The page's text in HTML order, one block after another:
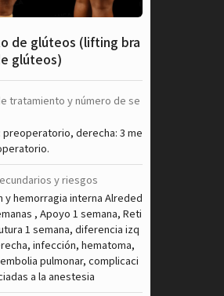
de glúteos (lifting bra
glúteos)
tratamiento y número de se
preoperatorio, derecha: 3 me
y riesgos
y hemorragia interna Alreded
, Apoyo 1 semana, Reti
1 semana, diferencia izq
infección, hematoma,
pulmonar, complicaci
a la anestesia